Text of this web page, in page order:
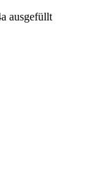
ausgefüllt